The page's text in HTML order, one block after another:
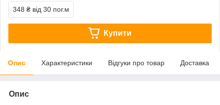
348 ₴ від 30 пог.м
Купити
Опис Характеристики Відгуки про товар Доставка
Опис